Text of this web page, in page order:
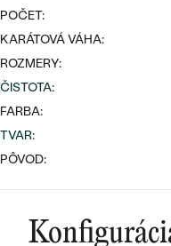
POČET:
KARÁTOVÁ VÁHA:
ROZMERY:
ČISTOTA:
FARBA:
TVAR:
PÔVOD: